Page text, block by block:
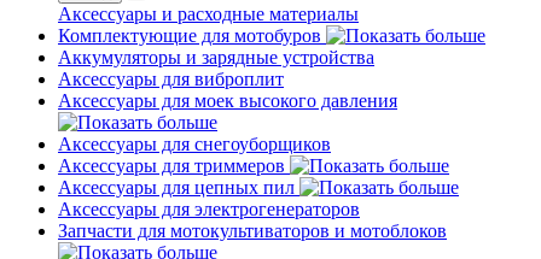
Аксессуары и расходные материалы
Комплектующие для мотобуров
Аккумуляторы и зарядные устройства
Аксессуары для виброплит
Аксессуары для моек высокого давления
Аксессуары для снегоуборщиков
Аксессуары для триммеров
Аксессуары для цепных пил
Аксессуары для электрогенераторов
Запчасти для мотокультиваторов и мотоблоков